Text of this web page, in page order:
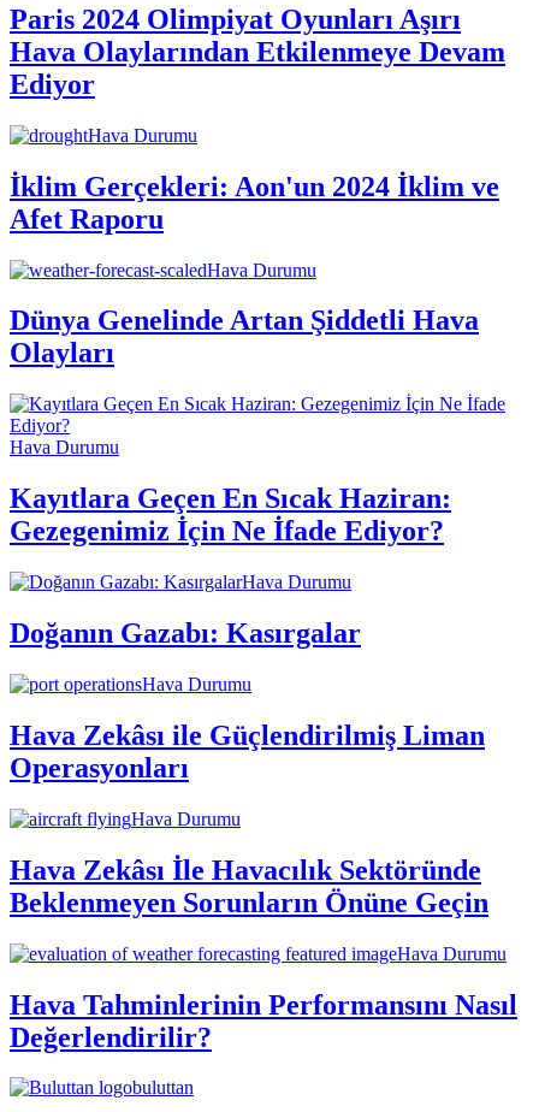
Paris 2024 Olimpiyat Oyunları Aşırı
Hava Olaylarından Etkilenmeye Devam
Ediyor
Hava Durumu
İklim Gerçekleri: Aon'un 2024 İklim ve
Afet Raporu
Hava Durumu
Dünya Genelinde Artan Şiddetli Hava
Olayları
Hava Durumu
Kayıtlara Geçen En Sıcak Haziran:
Gezegenimiz İçin Ne İfade Ediyor?
Hava Durumu
Doğanın Gazabı: Kasırgalar
Hava Durumu
Hava Zekâsı ile Güçlendirilmiş Liman
Operasyonları
Hava Durumu
Hava Zekâsı İle Havacılık Sektöründe
Beklenmeyen Sorunların Önüne Geçin
Hava Durumu
Hava Tahminlerinin Performansını Nasıl
Değerlendirilir?
buluttan